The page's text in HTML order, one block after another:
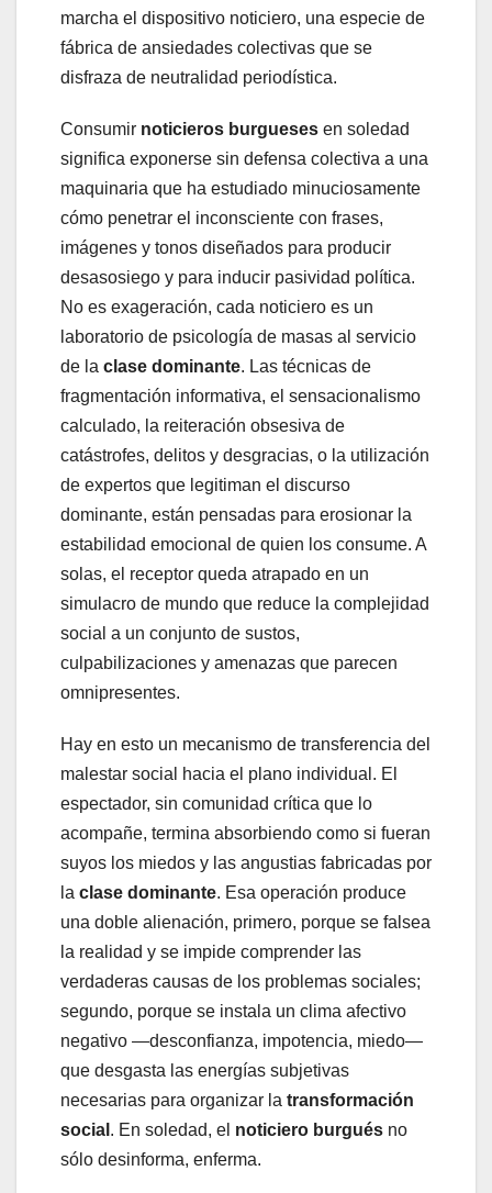
marcha el dispositivo noticiero, una especie de
fábrica de ansiedades colectivas que se
disfraza de neutralidad periodística.
Consumir noticieros burgueses en soledad
significa exponerse sin defensa colectiva a una
maquinaria que ha estudiado minuciosamente
cómo penetrar el inconsciente con frases,
imágenes y tonos diseñados para producir
desasosiego y para inducir pasividad política.
No es exageración, cada noticiero es un
laboratorio de psicología de masas al servicio
de la clase dominante. Las técnicas de
fragmentación informativa, el sensacionalismo
calculado, la reiteración obsesiva de
catástrofes, delitos y desgracias, o la utilización
de expertos que legitiman el discurso
dominante, están pensadas para erosionar la
estabilidad emocional de quien los consume. A
solas, el receptor queda atrapado en un
simulacro de mundo que reduce la complejidad
social a un conjunto de sustos,
culpabilizaciones y amenazas que parecen
omnipresentes.
Hay en esto un mecanismo de transferencia del
malestar social hacia el plano individual. El
espectador, sin comunidad crítica que lo
acompañe, termina absorbiendo como si fueran
suyos los miedos y las angustias fabricadas por
la clase dominante. Esa operación produce
una doble alienación, primero, porque se falsea
la realidad y se impide comprender las
verdaderas causas de los problemas sociales;
segundo, porque se instala un clima afectivo
negativo —desconfianza, impotencia, miedo—
que desgasta las energías subjetivas
necesarias para organizar la transformación
social . En soledad, el noticiero burgués no
sólo desinforma, enferma.